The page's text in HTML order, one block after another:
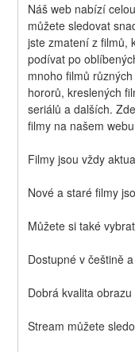
Náš web nabízí
můžete sledovat
jste zmatení z filmů,
podívat po
mnoho filmů
hororů, kreslených
seriálů a dalších.
filmy na našem
Filmy jsou vždy
Nové a staré filmy
Můžete si také
Dostupné v češtině
Dobrá kvalita
Stream můžete